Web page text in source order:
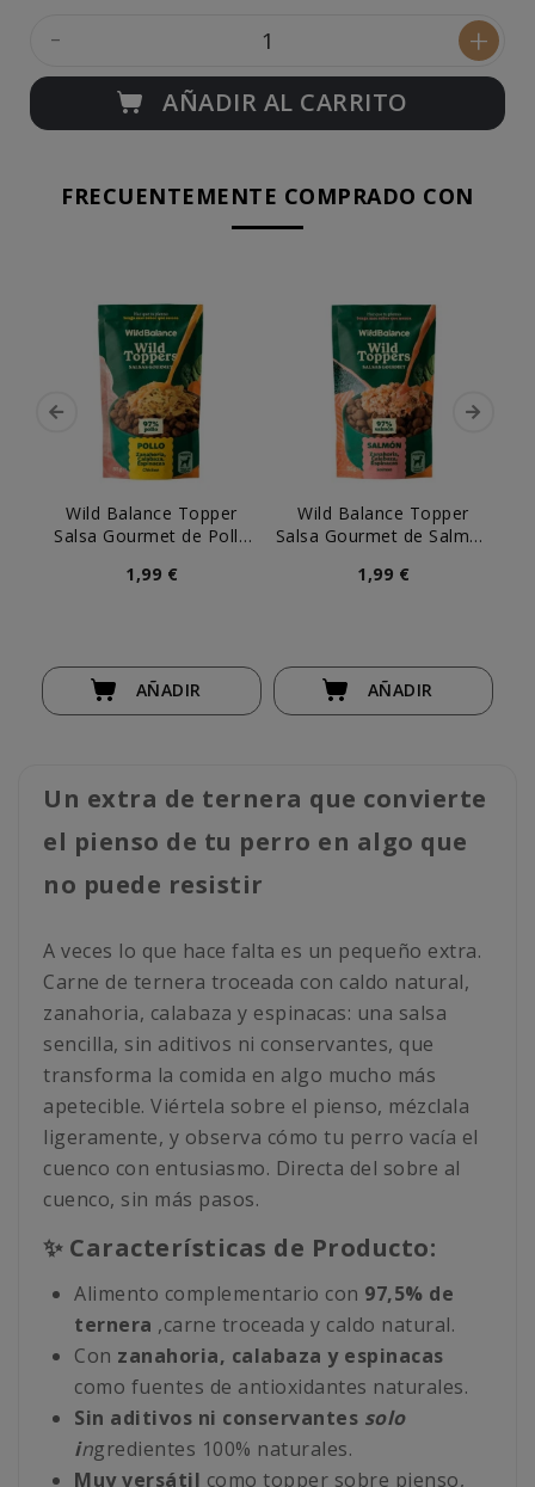
- +
AÑADIR AL CARRITO
FRECUENTEMENTE COMPRADO CON
Wild Balance Topper
Salsa Gourmet de Pollo
1,99 €
AÑADIR
Wild Balance Topper
Salsa Gourmet de Salmón
1,99 €
AÑADIR
Un extra de ternera que convierte
el pienso de tu perro en algo que
no puede resistir
A veces lo que hace falta es un pequeño extra.
Carne de ternera troceada con caldo natural,
zanahoria, calabaza y espinacas: una salsa
sencilla, sin aditivos ni conservantes, que
transforma la comida en algo mucho más
apetecible. Viértela sobre el pienso, mézclala
ligeramente, y observa cómo tu perro vacía el
cuenco con entusiasmo. Directa del sobre al
cuenco, sin más pasos.
✨ Características de Producto:
Alimento complementario con 97,5% de
ternera ,carne troceada y caldo natural.
Con zanahoria, calabaza y espinacas
como fuentes de antioxidantes naturales.
Sin aditivos ni conservantes solo
ingredientes 100% naturales.
Muy versátil como topper sobre pienso,